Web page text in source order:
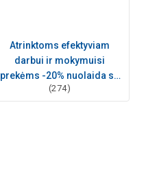
Atrinktoms efektyviam
darbui ir mokymuisi
prekėms -20% nuolaida su
kodu: BTS20
(274)